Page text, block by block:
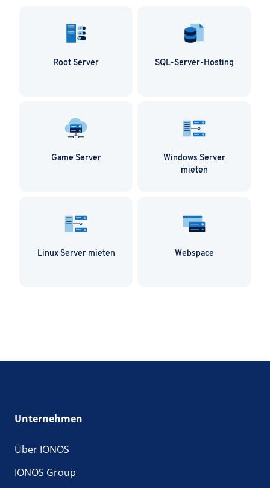
Root Server SQL-Server-Hosting
Game Server
Windows Server
mieten
Linux Server mieten Webspace
Unternehmen
Über IONOS
IONOS Group